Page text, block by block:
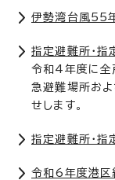
伊勢湾台風55
指定避難所・
令和4年度に全
急避難場所お
せします。
指定避難所・
令和6年度港区